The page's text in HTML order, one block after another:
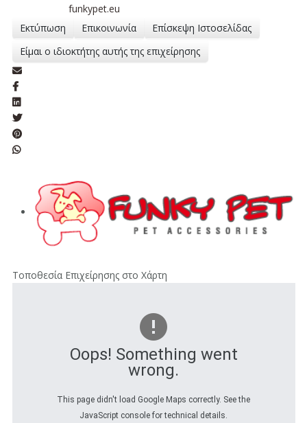
funkypet.eu
Εκτύπωση
Επικοινωνία
Επίσκεψη Ιστοσελίδας
Είμαι ο ιδιοκτήτης αυτής της επιχείρησης
Τοποθεσία Επιχείρησης στο Χάρτη
Oops! Something went
wrong.
This page didn't load Google Maps correctly. See the
JavaScript console for technical details.